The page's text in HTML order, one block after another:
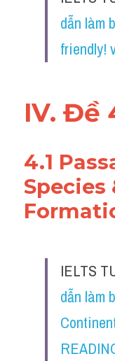
dẫn làm
friendly!
IV. Đề
4.1
Species
IELTS
dẫn làm